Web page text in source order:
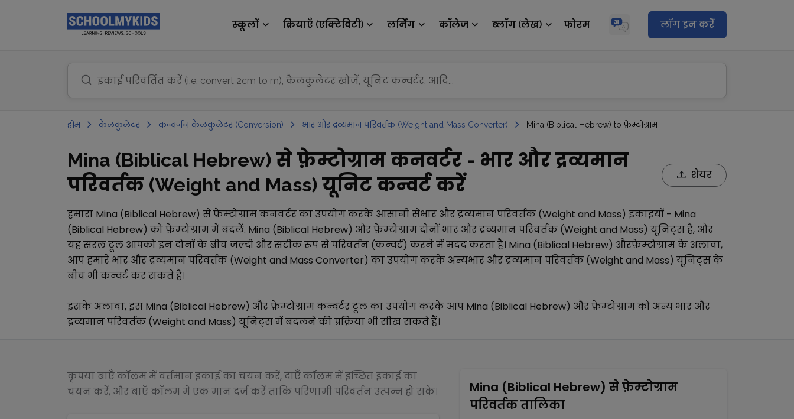
स्कूलों क्रियाएँ (एक्टिविटी) लर्निंग कॉलेज ब्लॉग (लेख) फोरम लॉग इन करेंं
होम कैलकुलेटर कन्वर्जन कैलकुलेटर (Conversion) भार और द्रव्यमान परिवर्तक (Weight and Mass Converter) Mina (Biblical Hebrew) to फ़ेम्टोग्राम
Mina (Biblical Hebrew) से फ़ेम्टोग्राम कनवर्टर - भार और द्रव्यमान
परिवर्तक (Weight and Mass) यूनिट कन्वर्ट करें
शेयर
हमारा Mina (Biblical Hebrew) सेफ़ेम्टोग्रामकनवर्टर का उपयोग करके आसानी सेभार और द्रव्यमान परिवर्तक (Weight and Mass) इकाइयों - Mina
(Biblical Hebrew) कोफ़ेम्टोग्राममें बदलें. Mina (Biblical Hebrew) औरफ़ेम्टोग्रामदोनों भार और द्रव्यमान परिवर्तक (Weight and Mass) यूनिट्स हैं, और
यह सरल टूल आपको इन दोनों के बीच जल्दी और सटीक रूप से परिवर्तन (कन्वर्ट) करने में मदद करता है। Mina (Biblical Hebrew) औरफ़ेम्टोग्रामके अलावा,
आप हमारे भार और द्रव्यमान परिवर्तक (Weight and Mass Converter) का उपयोग करके अन्यभार और द्रव्यमान परिवर्तक (Weight and Mass) यूनिट्स के
बीच भी कन्वर्ट कर सकते हैं।
इसके अलावा, इस Mina (Biblical Hebrew) औरफ़ेम्टोग्रामकन्वर्टर टूल का उपयोग करके आप Mina (Biblical Hebrew) औरफ़ेम्टोग्रामको अन्य भार और
द्रव्यमान परिवर्तक (Weight and Mass) यूनिट्स में बदलने की प्रक्रिया भी सीख सकते हैं।
कृपया बाएँ कॉलम में वर्तमान इकाई का चयन करें, दाएँ कॉलम में इच्छित इकाई का
चयन करें, और बाएँ कॉलम में एक मान दर्ज करें ताकि परिणामी परिवर्तन उत्पन्न हो सके।
Mina (Biblical Hebrew) सेफ़ेम्टोग्राम
परिवर्तक तालिका